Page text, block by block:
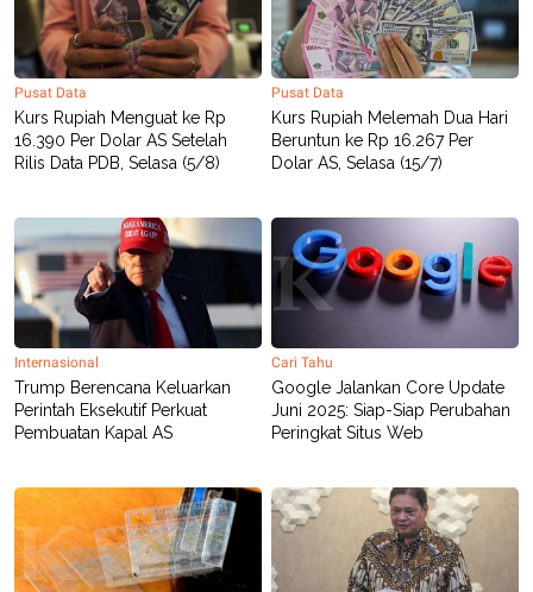
Pusat Data
Kurs Rupiah Menguat ke Rp
16.390 Per Dolar AS Setelah
Rilis Data PDB, Selasa (5/8)
Pusat Data
Kurs Rupiah Melemah Dua Hari
Beruntun ke Rp 16.267 Per
Dolar AS, Selasa (15/7)
Internasional
Trump Berencana Keluarkan
Perintah Eksekutif Perkuat
Pembuatan Kapal AS
Cari Tahu
Google Jalankan Core Update
Juni 2025: Siap-Siap Perubahan
Peringkat Situs Web